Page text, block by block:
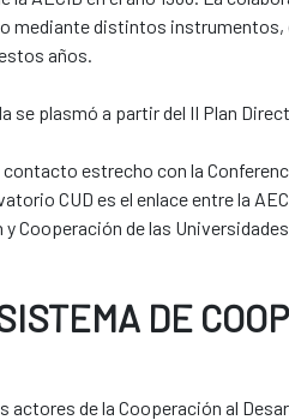
mediante distintos
años.
plasmó a partir del II Plan
estrecho con la
CUD es el enlace entre la
Cooperación de las
DE
de la Cooperación al